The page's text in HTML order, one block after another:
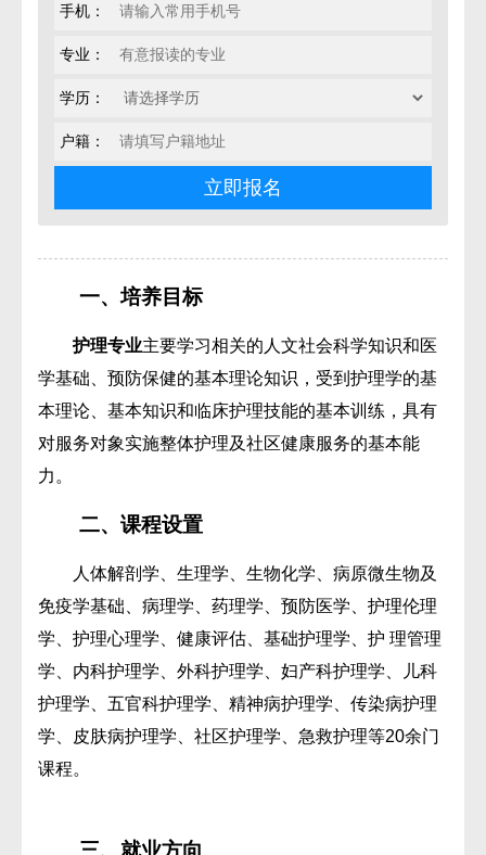
手机：
专业：
学历：
户籍：
一、培养目标
护理专业主要学习相关的人文社会科学知识和医
学基础、预防保健的基本理论知识，受到护理学的基
本理论、基本知识和临床护理技能的基本训练，具有
对服务对象实施整体护理及社区健康服务的基本能
力。
二、课程设置
人体解剖学、生理学、生物化学、病原微生物及
免疫学基础、病理学、药理学、预防医学、护理伦理
学、护理心理学、健康评估、基础护理学、护 理管理
学、内科护理学、外科护理学、妇产科护理学、儿科
护理学、五官科护理学、精神病护理学、传染病护理
学、皮肤病护理学、社区护理学、急救护理等20余门
课程。
三、就业方向